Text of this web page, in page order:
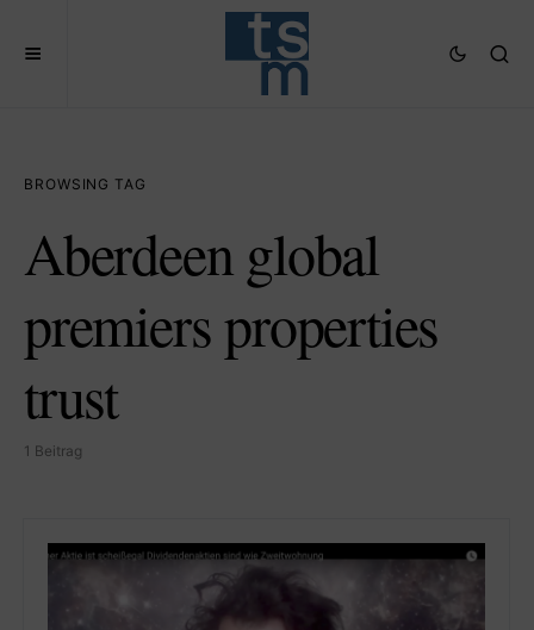
BROWSING TAG
Aberdeen global
premiers properties
trust
1 Beitrag